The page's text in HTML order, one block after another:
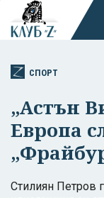
СПОРТ
„Астън
Европа
Стилиян Петров